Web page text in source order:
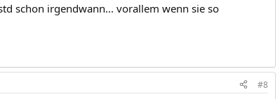
schon irgendwann... vorallem wenn sie so
#8